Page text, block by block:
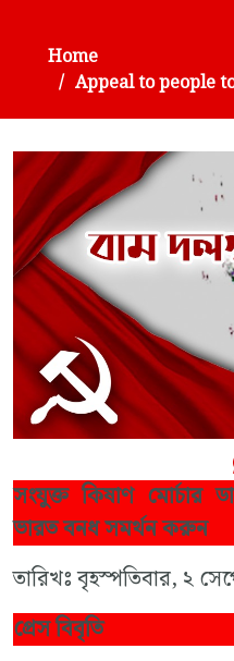
Home
Appeal to people
সংযুক্ত কিষাণ মোর্চার
ভারত বনধ সমর্থন করুন
তারিখঃ বৃহস্পতিবার, ২
প্রেস বিবৃতি